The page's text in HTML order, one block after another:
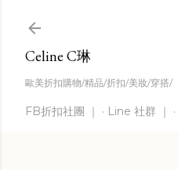
Celine C琳
歐美折扣購物/精品/折扣/美妝/穿搭/
FB折扣社團 ｜ Line 社群 ｜